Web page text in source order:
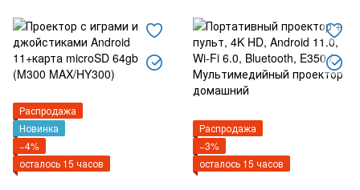
Распродажа
Новинка
−4%
осталось 15 часов
Распродажа
−3%
осталось 15 часов